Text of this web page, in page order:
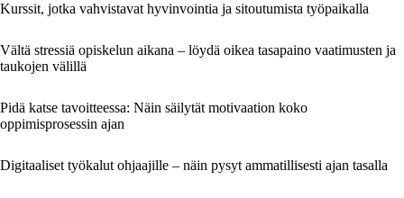
Kurssit, jotka vahvistavat hyvinvointia ja sitoutumista työpaikalla
Vältä stressiä opiskelun aikana – löydä oikea tasapaino vaatimusten ja
taukojen välillä
Pidä katse tavoitteessa: Näin säilytät motivaation koko
oppimisprosessin ajan
Digitaaliset työkalut ohjaajille – näin pysyt ammatillisesti ajan tasalla